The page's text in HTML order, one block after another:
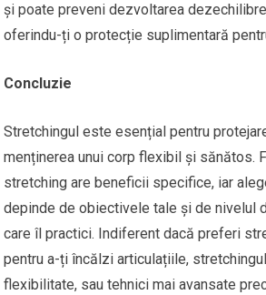
și poate preveni dezvoltarea
oferindu-ți o protecție suplimentară
Concluzie
Stretchingul este esențial pentru
menținerea unui corp flexibil și sănătos.
stretching are beneficii specifice, iar
depinde de obiectivele tale și de nivelul
care îl practici. Indiferent dacă preferi
pentru a-ți încălzi articulațiile,
flexibilitate, sau tehnici mai avansate